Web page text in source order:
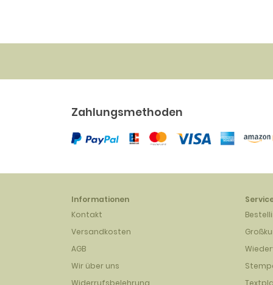
Zahlungsmethoden
Informationen
Kontakt
Versandkosten
AGB
Wir über uns
Widerrufsbelehrung